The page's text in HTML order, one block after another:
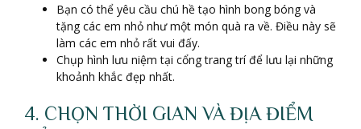
Bạn có thể yêu cầu chú hề tạo hình bong bóng và
tặng các em nhỏ như một món quà ra về. Điều này sẽ
làm các em nhỏ rất vui đấy.
Chụp hình lưu niệm tại cổng trang trí để lưu lại những
khoảnh khắc đẹp nhất.
4. CHỌN THỜI GIAN VÀ ĐỊA ĐIỂM